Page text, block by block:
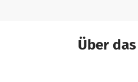
Über